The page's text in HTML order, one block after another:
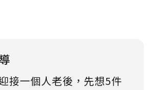
接一個人老後，先想5件